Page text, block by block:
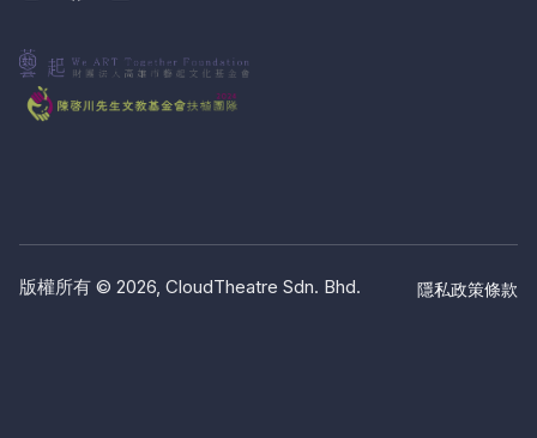
版權所有 © 2026, CloudTheatre Sdn. Bhd. 隱私政策條款